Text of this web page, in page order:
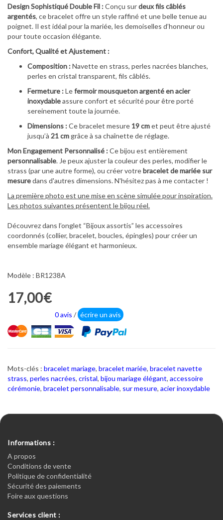
Design Sophistiqué Double Fil :Conçu surdeux fils câblés
argentés, ce bracelet offre un style raffiné et une belle tenue au
poignet. Il est idéal pour la mariée, les demoiselles d’honneur ou
pour toute occasion élégante.
Confort, Qualité et Ajustement :
Composition :Navette en strass, perles nacrées blanches,
perles en cristal transparent, fils câblés.
Fermeture :Lefermoir mousqueton argenté en acier
inoxydableassure confort et sécurité pour être porté
sereinement toute la journée.
Dimensions :Ce bracelet mesure 19 cmet peut être ajusté
jusqu’à 21 cm grâce à sa chaînette de réglage.
Mon Engagement Personnalisé :Ce bijou est entièrement
personnalisable. Je peux ajuster la couleur des perles, modifier le
strass (par une autre forme), ou créer votrebracelet de mariée sur
mesuredans d'autres dimensions. N'hésitez pas à me contacter !
La première photo est une mise en scène simulée pour inspiration.
Les photos suivantes présentent le bijou réel.
Découvrez dans l’onglet “Bijoux assortis” les accessoires
coordonnés (collier, bracelet, boucles, épingles) pour créer un
ensemble mariage élégant et harmonieux.
Modèle : BR1238A
17,00€
0 avis / écrire un avis
Mots-clés : bracelet mariage, bracelet mariée, bracelet navette
strass, perles nacrées, cristal, bijou mariage élégant, accessoire
cérémonie, bracelet personnalisable, sur mesure, acier inoxydable
Informations :
A propos
Conditions de vente
Politique de confidentialité
Sécurité des paiements
Foire aux questions
Services client :